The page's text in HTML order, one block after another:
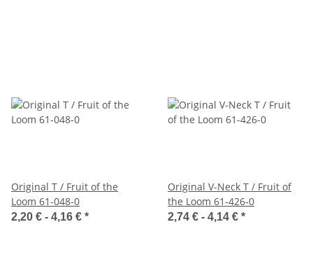
Original T / Fruit of the
Loom 61-048-0
2,20 € - 4,16 € *
Original V-Neck T / Fruit of
the Loom 61-426-0
2,74 € - 4,14 € *